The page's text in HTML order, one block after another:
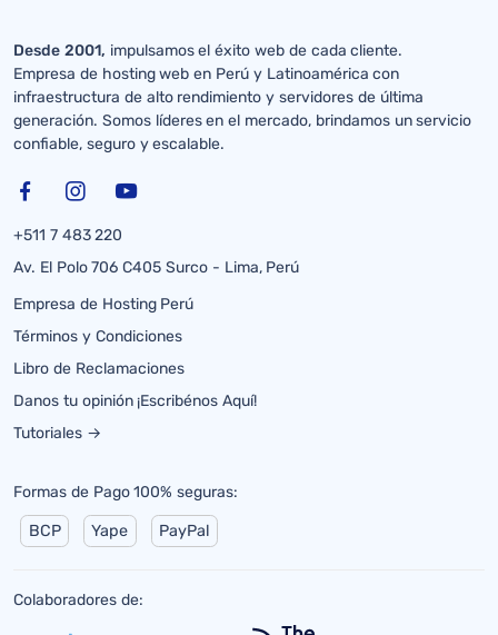
Desde 2001, impulsamos el éxito web de cada cliente.
Empresa de hosting web en Perú y Latinoamérica con
infraestructura de alto rendimiento y servidores de última
generación. Somos líderes en el mercado, brindamos un servicio
confiable, seguro y escalable.
+511 7 483 220
Av. El Polo 706 C405 Surco - Lima, Perú
Empresa de Hosting Perú
Términos y Condiciones
Libro de Reclamaciones
Danos tu opinión ¡Escribénos Aquí!
Tutoriales →
Formas de Pago 100% seguras:
BCP Yape PayPal
Colaboradores de: